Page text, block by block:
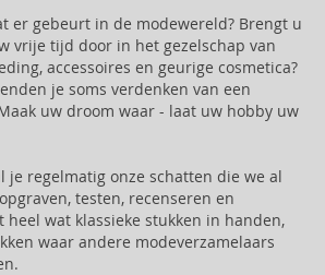
er gebeurt in de modewereld? Brengt u
vrije tijd door in het gezelschap van
accessoires en geurige cosmetica?
je soms verdenken van een
uw droom waar - laat uw hobby uw
je regelmatig onze schatten die we al
testen, recenseren en
heel wat klassieke stukken in handen,
waar andere modeverzamelaars